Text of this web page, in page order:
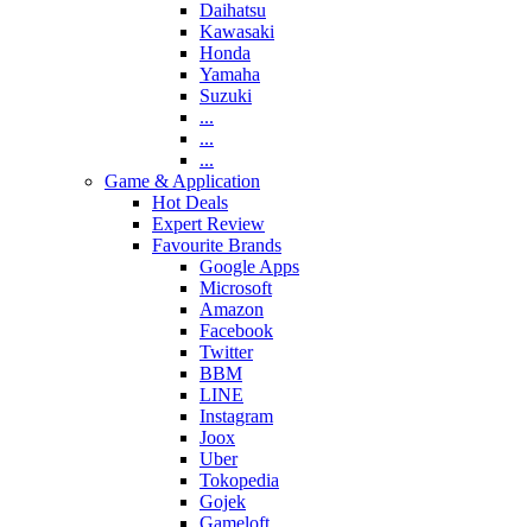
Daihatsu
Kawasaki
Honda
Yamaha
Suzuki
...
...
...
Game & Application
Hot Deals
Expert Review
Favourite Brands
Google Apps
Microsoft
Amazon
Facebook
Twitter
BBM
LINE
Instagram
Joox
Uber
Tokopedia
Gojek
Gameloft